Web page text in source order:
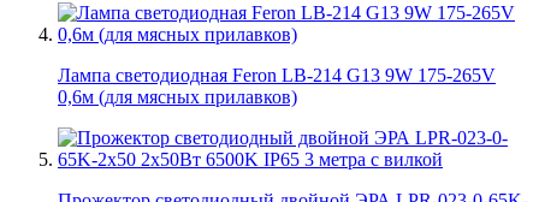
Лампа светодиодная Feron LB-214 G13 9W 175-265V
0,6м (для мясных прилавков)